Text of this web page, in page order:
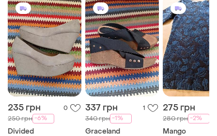
235 грн 0
250 грн -6%
Divided
337 грн 1
340 грн -1%
Graceland
275 грн
280 грн -2%
Mango